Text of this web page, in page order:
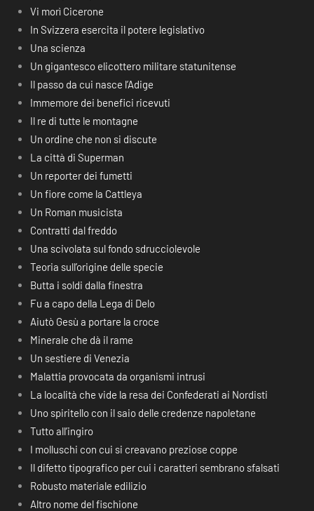
Vi morì Cicerone
In Svizzera esercita il potere legislativo
Una scienza
Un gigantesco elicottero militare statunitense
Il passo da cui nasce l’Adige
Immemore dei benefici ricevuti
Il re di tutte le montagne
Un ordine che non si discute
La città di Superman
Un reporter dei fumetti
Un fiore come la Cattleya
Un Roman musicista
Contratti dal freddo
Una scivolata sul fondo sdrucciolevole
Teoria sull’origine delle specie
Butta i soldi dalla finestra
Fu a capo della Lega di Delo
Aiutò Gesù a portare la croce
Minerale che dà il rame
Un sestiere di Venezia
Malattia provocata da organismi intrusi
La località che vide la resa dei Confederati ai Nordisti
Uno spiritello con il saio delle credenze napoletane
Tutto all’ingiro
I molluschi con cui si creavano preziose coppe
Il difetto tipografico per cui i caratteri sembrano sfalsati
Robusto materiale edilizio
Altro nome del fischione